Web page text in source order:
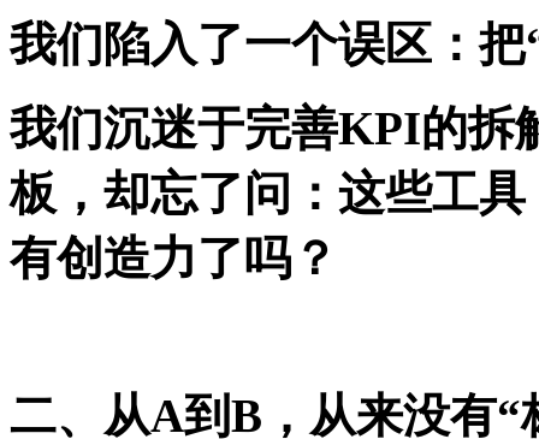
我们陷入了一个误区：把
我们沉迷于完善KPI的拆
板，却忘了问：这些工
有创造力了吗？
二、从A到B，从来没有“